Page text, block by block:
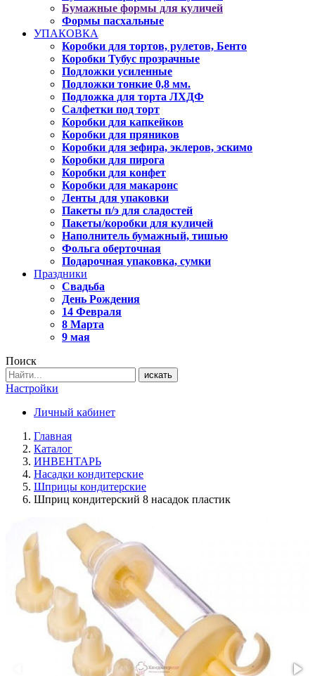
Бумажные формы для куличей
Формы пасхальные
УПАКОВКА
Коробки для тортов, рулетов, Бенто
Коробки Тубус прозрачные
Подложки усиленные
Подложки тонкие 0,8 мм.
Подложка для торта ЛХДФ
Салфетки под торт
Коробки для капкейков
Коробки для пряников
Коробки для зефира, эклеров, эскимо
Коробки для пирога
Коробки для конфет
Коробки для макаронс
Ленты для упаковки
Пакеты п/э для сладостей
Пакеты/коробки для куличей
Наполнитель бумажный, тишью
Фольга оберточная
Подарочная упаковка, сумки
Праздники
Свадьба
День Рождения
14 Февраля
8 Марта
9 мая
Поиск
искать
Настройки
Личный кабинет
Главная
Каталог
ИНВЕНТАРЬ
Насадки кондитерские
Шприцы кондитерские
Шприц кондитерский 8 насадок пластик